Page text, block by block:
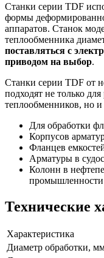
Станки серии TDF
формы
аппаратов. Станок
теплообменника
поставляться с
приводом на выбор.
Станки серии TDF от
подходят не только
теплообменников, но
Для обработки
Корпусов
Фланцев
Арматуры в
Колонн в
промышленности
Технические
Характеристика
Диаметр обработки,